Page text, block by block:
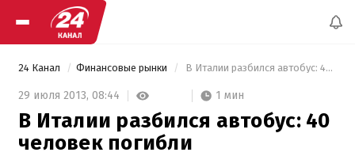
24 Канал Финансовые рынки В Италии разбился автобус: 40 человек погибли
29 июля 2013, 08:44 1 мин
В Италии разбился автобус: 40
человек погибли